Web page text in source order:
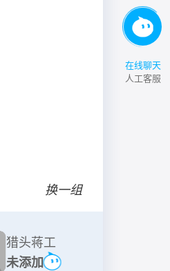
换一组
猎头蒋工
未添加
在线聊天
人工客服